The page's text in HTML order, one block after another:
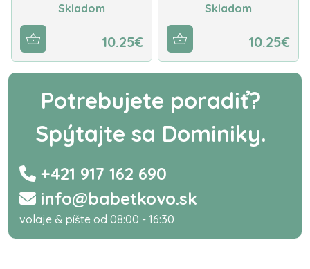
Skladom
10.25€
Skladom
10.25€
Potrebujete poradiť?
Spýtajte sa Dominiky.
+421 917 162 690
info@babetkovo.sk
volaje & píšte od 08:00 - 16:30